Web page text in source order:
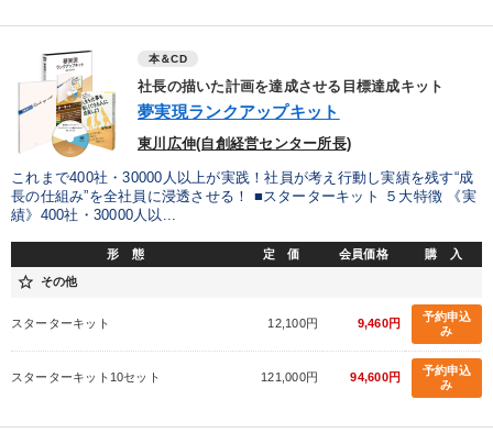
本＆CD
社長の描いた計画を達成させる目標達成キット
夢実現ランクアップキット
東川広伸(自創経営センター所長)
これまで400社・30000人以上が実践！社員が考え行動し実績を残す“成
長の仕組み”を全社員に浸透させる！ ■スターターキット ５大特徴 《実
績》400社・30000人以...
形 態 定 価 会員価格 購 入
star_border その他
スターターキット 12,100円 9,460円
予約申込
み
スターターキット10セット 121,000円 94,600円
予約申込
み